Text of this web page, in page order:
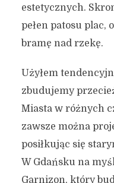
estetycznych.
pełen patosu plac,
bramę nad rzekę.
Użyłem
zbudujemy
Miasta w różnych
zawsze można
posiłkując się
W Gdańsku na
Garnizon, który